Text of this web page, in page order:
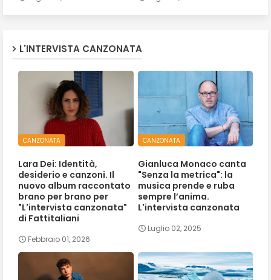
L'INTERVISTA CANZONATA
CANZONATA
Lara Dei: Identità,
desiderio e canzoni. Il
nuovo album raccontato
brano per brano per
"L'intervista canzonata"
di Fattitaliani
Febbraio 01, 2026
CANZONATA
Gianluca Monaco canta
"Senza la metrica": la
musica prende e ruba
sempre l’anima.
L'intervista canzonata
Luglio 02, 2025